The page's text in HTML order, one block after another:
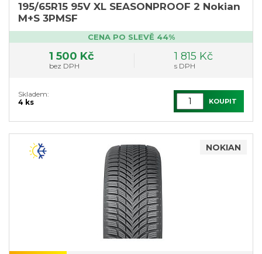
195/65R15 95V XL SEASONPROOF 2 Nokian
M+S 3PMSF
CENA PO SLEVĚ 44%
1 500 Kč
bez DPH
1 815 Kč
s DPH
Skladem:
4 ks
KOUPIT
NOKIAN